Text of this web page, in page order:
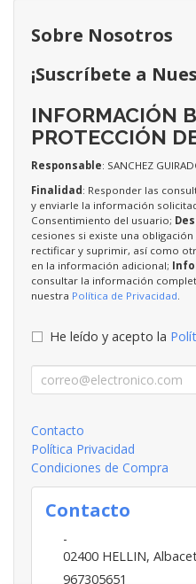
Sobre Nosotros
¡Suscríbete a
INFORMACIÓN
PROTECCIÓN
Responsable: SANCHEZ
Finalidad: Responder las
y enviarle la información
Consentimiento del usuario;
cesiones si existe una obligación
rectificar y suprimir, así como
en la información adicional;
consultar la información
nuestra Política de Privacidad
He leído y acepto la
Contacto
Política Privacidad
Condiciones de Compra
Contacto
-
02400 HELLIN,
967305651